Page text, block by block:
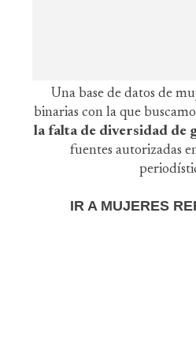
Una base de datos de
binarias con la que
la falta de diversidad de
fuentes autorizadas
IR A MUJERES